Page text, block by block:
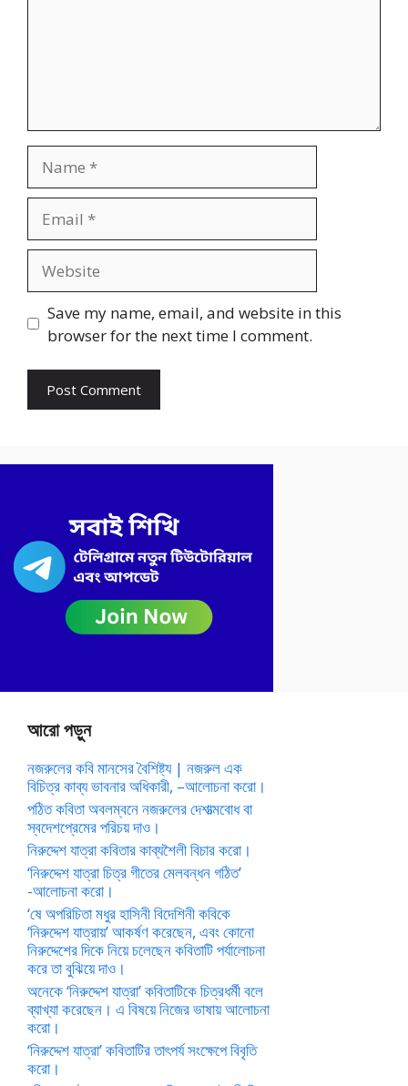
Save my name, email, and website in this
browser for the next time I comment.
আরো পড়ুন
নজরুলের কবি মানসের বৈশিষ্ট্য | নজরুল এক
বিচিত্র কাব্য ভাবনার অধিকারী, –আলোচনা করো।
পঠিত কবিতা অবলম্বনে নজরুলের দেশাত্মবোধ বা
স্বদেশপ্রেমের পরিচয় দাও।
নিরুদ্দেশ যাত্রা কবিতার কাব্যশৈলী বিচার করো।
‘নিরুদ্দেশ যাত্রা চিত্র গীতের মেলবন্ধন গঠিত’
-আলোচনা করো।
‘ষে অপরিচিতা মধুর হাসিনী বিদেশিনী কবিকে
‘নিরুদ্দেশ যাত্রায়’ আকর্ষণ করেছেন, এবং কোনো
নিরুদ্দেশের দিকে নিয়ে চলেছেন কবিতাটি পর্যালোচনা
করে তা বুঝিয়ে দাও।
অনেকে ‘নিরুদ্দেশ যাত্রা’ কবিতাটিকে চিত্রধর্মী বলে
ব্যাখ্যা করেছেন। এ বিষয়ে নিজের ভাষায় আলোচনা
করো।
‘নিরুদ্দেশ যাত্রা’ কবিতাটির তাৎপর্য সংক্ষেপে বিবৃতি
করো।